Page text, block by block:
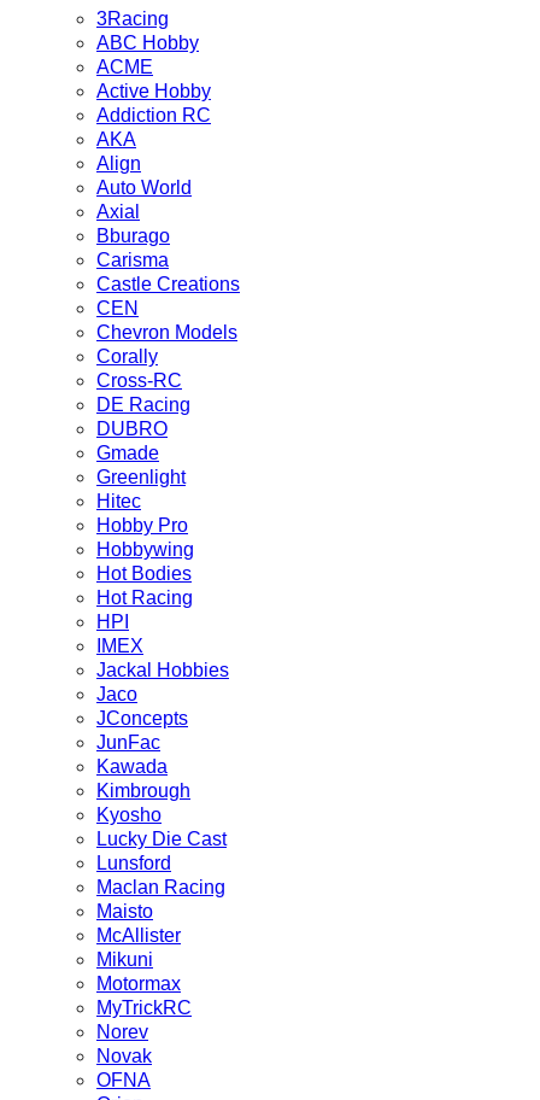
3Racing
ABC Hobby
ACME
Active Hobby
Addiction RC
AKA
Align
Auto World
Axial
Bburago
Carisma
Castle Creations
CEN
Chevron Models
Corally
Cross-RC
DE Racing
DUBRO
Gmade
Greenlight
Hitec
Hobby Pro
Hobbywing
Hot Bodies
Hot Racing
HPI
IMEX
Jackal Hobbies
Jaco
JConcepts
JunFac
Kawada
Kimbrough
Kyosho
Lucky Die Cast
Lunsford
Maclan Racing
Maisto
McAllister
Mikuni
Motormax
MyTrickRC
Norev
Novak
OFNA